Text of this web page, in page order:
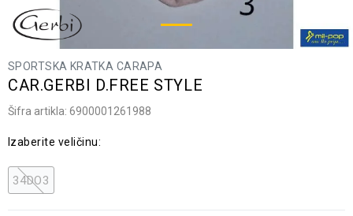
SPORTSKA KRATKA CARAPA
CAR.GERBI D.FREE STYLE
Šifra artikla: 6900001261988
Izaberite veličinu:
34DO3